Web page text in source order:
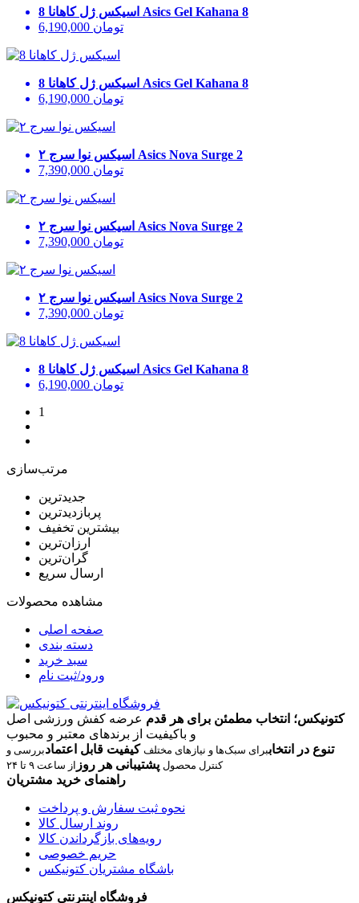
اسیکس ژل کاهانا 8 Asics Gel Kahana 8
6,190,000 تومان
اسیکس ژل کاهانا 8 Asics Gel Kahana 8
6,190,000 تومان
اسیکس نوا سرج ۲ Asics Nova Surge 2
7,390,000 تومان
اسیکس نوا سرج ۲ Asics Nova Surge 2
7,390,000 تومان
اسیکس نوا سرج ۲ Asics Nova Surge 2
7,390,000 تومان
اسیکس ژل کاهانا 8 Asics Gel Kahana 8
6,190,000 تومان
1
مرتب‌سازی
جدیدترین
پربازدیدترین
بیشترین تخفیف
ارزان‌ترین
گران‌ترین
ارسال سریع
مشاهده محصولات
صفحه اصلی
دسته بندی
سبد خرید
ورود/ثبت نام
کتونیکس؛ انتخاب مطمئن برای هر قدم عرضه کفش ورزشی اصل
و باکیفیت از برندهای معتبر و محبوب
تنوع در انتخاببرای سبک‌ها و نیازهای مختلف کیفیت قابل اعتمادبررسی و
کنترل محصول پشتیبانی هر روز از ساعت ۹ تا ۲۴
راهنمای خرید مشتریان
نحوه ثبت سفارش و پرداخت
روند ارسال کالا
رویه‌های بازگرداندن کالا
حریم خصوصی
باشگاه مشتریان کتونیکس
فروشگاه اینترنتی کتونیکس